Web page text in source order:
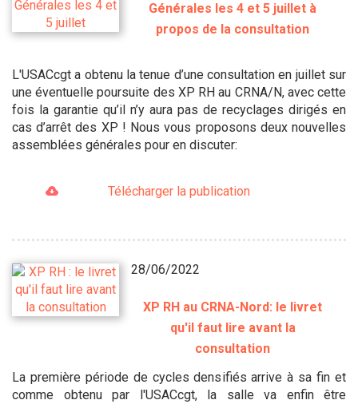
Générales les 4 et 5 juillet à
propos de la consultation
L'USACcgt a obtenu la tenue d’une consultation en juillet sur
une éventuelle poursuite des XP RH au CRNA/N, avec cette
fois la garantie qu’il n’y aura pas de recyclages dirigés en
cas d’arrêt des XP ! Nous vous proposons deux nouvelles
assemblées générales pour en discuter:
Télécharger la publication
28/06/2022
XP RH au CRNA-Nord: le livret
qu'il faut lire avant la
consultation
La première période de cycles densifiés arrive à sa fin et
comme obtenu par l'USACcgt, la salle va enfin être